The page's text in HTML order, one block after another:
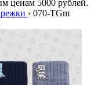
ценам 5000 рублей.
› 070-TGm